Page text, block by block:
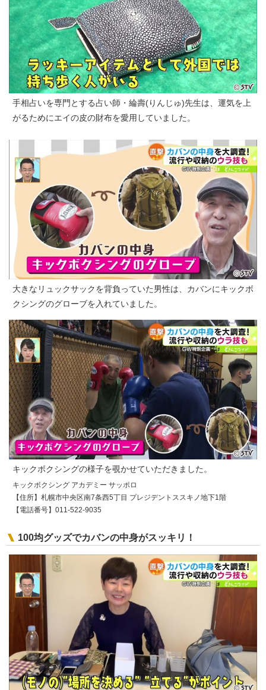
手相占いを専門とする占い師・綸壽(りんじゅ)先生は、運気を上
がるためにエイの皮の財布を愛用していました。
大きなリュックサックを背負っていた男性は、カバンにキックボ
クシングのグローブを入れていました。
キックボクシングの様子を覗かせていただきました。
キックボクシング アカデミー サッポロ
【住所】札幌市中央区南7条西5丁目 プレジデントススキノ地下1階
【電話番号】011-522-9035
100均グッズでカバンの中身がスッキリ！